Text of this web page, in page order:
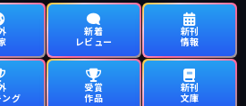
新着
レビュー
新刊
情報
ング
受賞
作品
新刊
文庫